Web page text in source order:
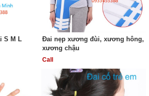
S M L
Đai nẹp xương đùi, xương hông,
xương chậu
Call